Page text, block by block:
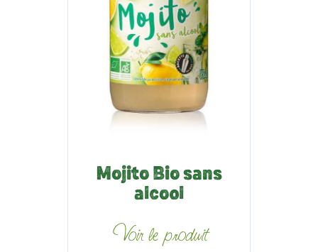
Mojito Bio sans
alcool
Voir le produit